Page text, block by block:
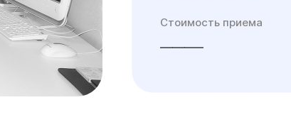
Стоимость приема